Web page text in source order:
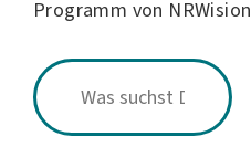
Programm von NRWision